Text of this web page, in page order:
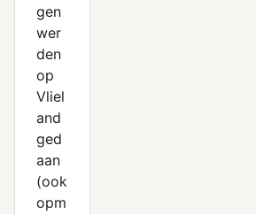
gen
wer
den
op
Vliel
and
ged
aan
(ook
opm